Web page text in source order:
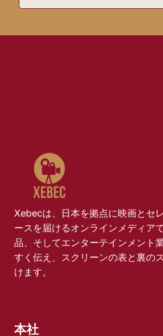
Xebecは、日本を拠点に映画とセ
ースを届けるオンラインメディア
品、そしてエンターテインメント
すく伝え、スクリーンの表と裏の
けます。
本社